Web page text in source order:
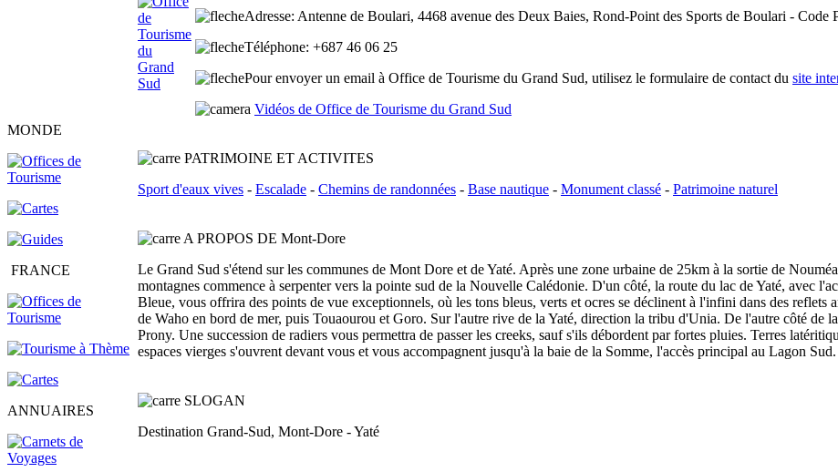
MONDE
FRANCE
ANNUAIRES
Adresse: Antenne de Boulari, 4468 avenue des Deux Baies, Rond-Point des Sports de Boulari -
Téléphone: +687 46 06 25
Pour envoyer un email à Office de Tourisme du Grand Sud, utilisez le formulaire de contact du site
Vidéos de Office de Tourisme du Grand Sud
PATRIMOINE ET ACTIVITES
Sport d'eaux vives - Escalade - Chemins de randonnées - Base nautique - Monument classé - Patrimoine naturel
A PROPOS DE Mont-Dore
Le Grand Sud s'étend sur les communes de Mont Dore et de Yaté. Après une zone urbaine de 25km à la sortie de
montagnes commence à serpenter vers la pointe sud de la Nouvelle Calédonie. D'un côté, la route du lac de Yaté, avec
Bleue, vous offrira des points de vue exceptionnels, où les tons bleus, verts et ocres se déclinent à l'infini dans des reflets
de Waho en bord de mer, puis Touaourou et Goro. Sur l'autre rive de la Yaté, direction la tribu d'Unia. De l'autre côté de
Prony. Une succession de radiers vous permettra de passer les creeks, sauf s'ils débordent par fortes pluies. Terres
espaces vierges s'ouvrent devant vous et vous accompagnent jusqu'à la baie de la Somme, l'accès principal au Lagon Sud.
SLOGAN
Destination Grand-Sud, Mont-Dore - Yaté